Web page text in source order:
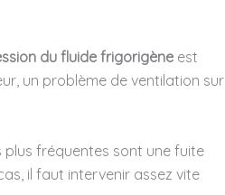
du fluide frigorigène est
un problème de ventilation sur
plus fréquentes sont une fuite
il faut intervenir assez vite